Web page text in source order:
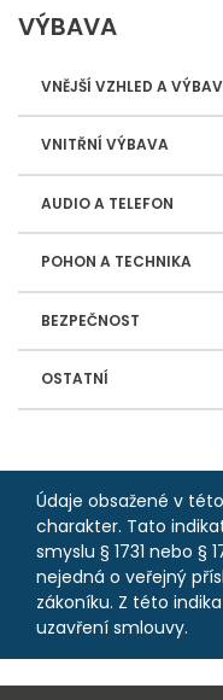
VÝBAVA
VNĚJŠÍ VZHLED A
VNITŘNÍ VÝBAVA
AUDIO A TELEFON
POHON A TECHNIKA
BEZPEČNOST
OSTATNÍ
Údaje obsažené v
charakter. Tato
smyslu § 1731 nebo §
nejedná o veřejný
zákoníku. Z této
uzavření smlouvy.